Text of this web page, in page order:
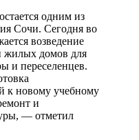
одним из
Сочи. Сегодня во
возведение
жилых домов для
и переселенцев.
к новому учебному
и
— отметил